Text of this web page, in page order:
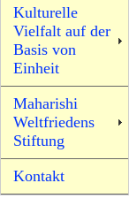
Kulturelle
Vielfalt auf der
Basis von
Einheit
Maharishi
Weltfriedens
Stiftung
Kontakt